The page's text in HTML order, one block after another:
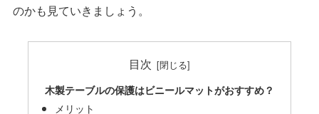
のかも見ていきましょう。
目次
木製テーブルの保護はビニールマットがおすすめ？
メリット